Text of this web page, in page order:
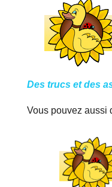
Des trucs et des
Vous pouvez aussi